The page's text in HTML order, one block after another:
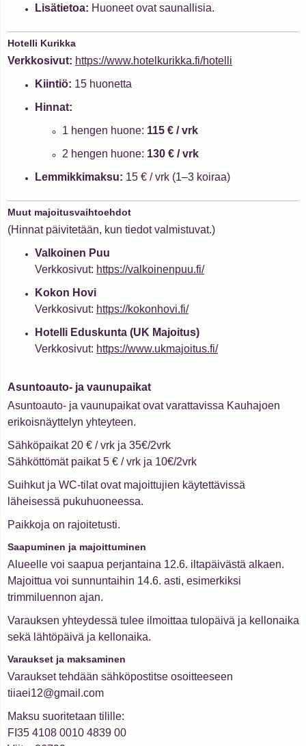
Lisätietoa: Huoneet ovat saunallisia.
Hotelli Kurikka
Verkkosivut: https://www.hotelkurikka.fi/hotelli
Kiintiö: 15 huonetta
Hinnat:
1 hengen huone: 115 € / vrk
2 hengen huone: 130 € / vrk
Lemmikkimaksu: 15 € / vrk (1–3 koiraa)
Muut majoitusvaihtoehdot
(Hinnat päivitetään, kun tiedot valmistuvat.)
Valkoinen Puu
Verkkosivut: https://valkoinenpuu.fi/
Kokon Hovi
Verkkosivut: https://kokonhovi.fi/
Hotelli Eduskunta (UK Majoitus)
Verkkosivut: https://www.ukmajoitus.fi/
Asuntoauto- ja vaunupaikat
Asuntoauto- ja vaunupaikat ovat varattavissa Kauhajoen
erikoisnäyttelyn yhteyteen.
Sähköpaikat 20 € / vrk ja 35€/2vrk
Sähköttömät paikat 5 € / vrk ja 10€/2vrk
Suihkut ja WC-tilat ovat majoittujien käytettävissä
läheisessä pukuhuoneessa.
Paikkoja on rajoitetusti.
Saapuminen ja majoittuminen
Alueelle voi saapua perjantaina 12.6. iltapäivästä alkaen.
Majoittua voi sunnuntaihin 14.6. asti, esimerkiksi
trimmiluennon ajan.
Varauksen yhteydessä tulee ilmoittaa tulopäivä ja kellonaika
sekä lähtöpäivä ja kellonaika.
Varaukset ja maksaminen
Varaukset tehdään sähköpostitse osoitteeseen
tiiaei12@gmail.com
Maksu suoritetaan tilille:
FI35 4108 0010 4839 00